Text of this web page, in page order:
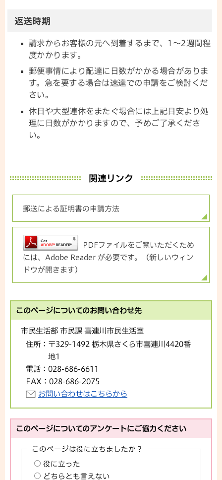
返送時期
請求からお客様の元へ到着するまで、1～2週間程
度かかります。
郵便事情により配達に日数がかかる場合がありま
す。急を要する場合は速達での申請をご検討くだ
さい。
休日や大型連休をまたぐ場合には上記目安より処
理に日数がかかりますので、予めご了承くださ
い。
関連リンク
郵送による証明書の申請方法
PDFファイルをご覧いただくため
には、Adobe Reader が必要です。（新しいウィン
ドウが開きます）
このページについてのお問い合わせ先
市民生活部 市民課 喜連川市民生活室
住所： 〒329-1492 栃木県さくら市喜連川4420番
地1
電話： 028-686-6611
FAX： 028-686-2075
お問い合わせはこちらから
このページについてのアンケートにご協力ください
このページは役に立ちましたか？
役に立った
どちらとも言えない